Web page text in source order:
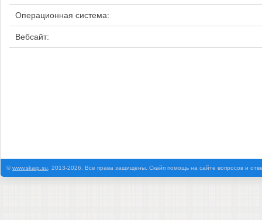
Операционная система:
Вебсайт:
©www.skaip.su , 2013-2026. Все права защищены. Скайп помощь на сайте вопросов и